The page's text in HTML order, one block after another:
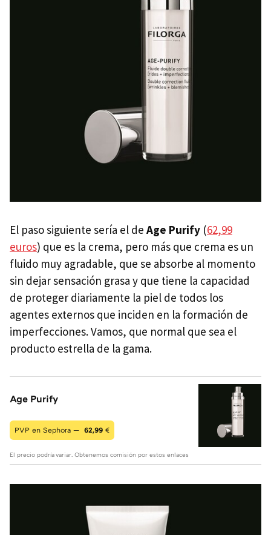
El paso siguiente sería el de Age Purify (62,99
euros) que es la crema, pero más que crema es un
fluido muy agradable, que se absorbe al momento
sin dejar sensación grasa y que tiene la capacidad
de proteger diariamente la piel de todos los
agentes externos que inciden en la formación de
imperfecciones. Vamos, que normal que sea el
producto estrella de la gama.
Age Purify
PVP en Sephora — 62,99 €
El precio podría variar. Obtenemos comisión por estos enlaces